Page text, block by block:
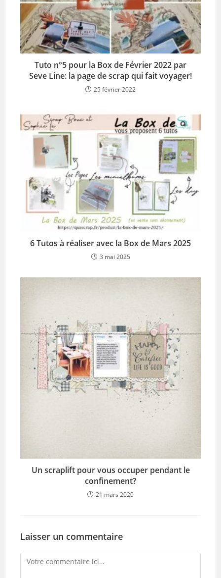
Tuto n°5 pour la Box de Février 2022 par
Seve Line: la page de scrap qui fait voyager!
25 février 2022
6 Tutos à réaliser avec la Box de Mars 2025
3 mai 2025
Un scraplift pour vous occuper pendant le
confinement?
21 mars 2020
Laisser un commentaire
Comment